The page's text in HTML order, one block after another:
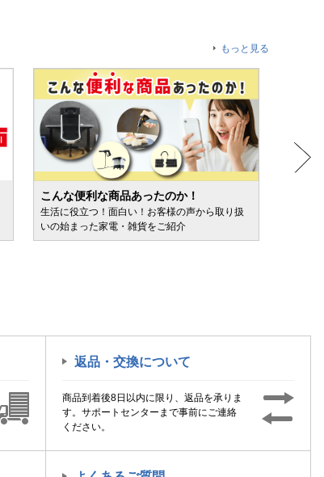
もっと見る
こんな便利な商品あったのか！
生活に役立つ！面白い！お客様の声から取り扱
いの始まった家電・雑貨をご紹介
返品・交換について
商品到着後8日以内に限り、返品を承りま
す。サポートセンターまで事前にご連絡
ください。